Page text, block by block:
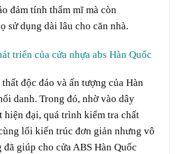
đảm tính thẩm mĩ mà còn
sử dụng dài lâu cho căn nhà.
triển của cửa nhựa abs Hàn Quốc
thất độc đáo và ấn tượng của Hàn
danh. Trong đó, nhờ vào dây
hiện đại, quá trình kiểm tra chất
lối kiến trúc đơn giản nhưng vô
đã giúp cho cửa ABS Hàn Quốc